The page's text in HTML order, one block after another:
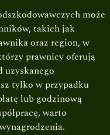
może
takich jak
oraz region, w
prawnicy oferują
uzyskanego
tylko w przypadku
lub godzinową
warto